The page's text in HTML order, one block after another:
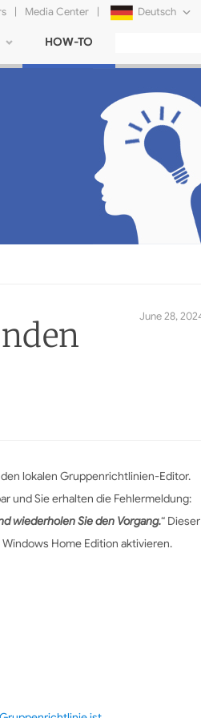
| Media Center | Deutsch
日本語
Русский
Tiếng Việt
HOW-TO
June 28,
lokalen Gruppenrichtlinien-Editor.
und Sie erhalten die Fehlermeldung:
wiederholen Sie den Vorgang.“ Dieser
Home Edition aktivieren.